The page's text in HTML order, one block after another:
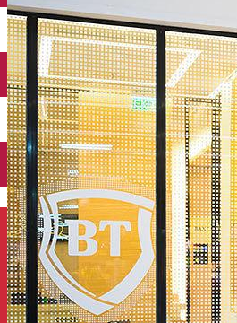
English
Închirieri auto
Închirieri de biciclete